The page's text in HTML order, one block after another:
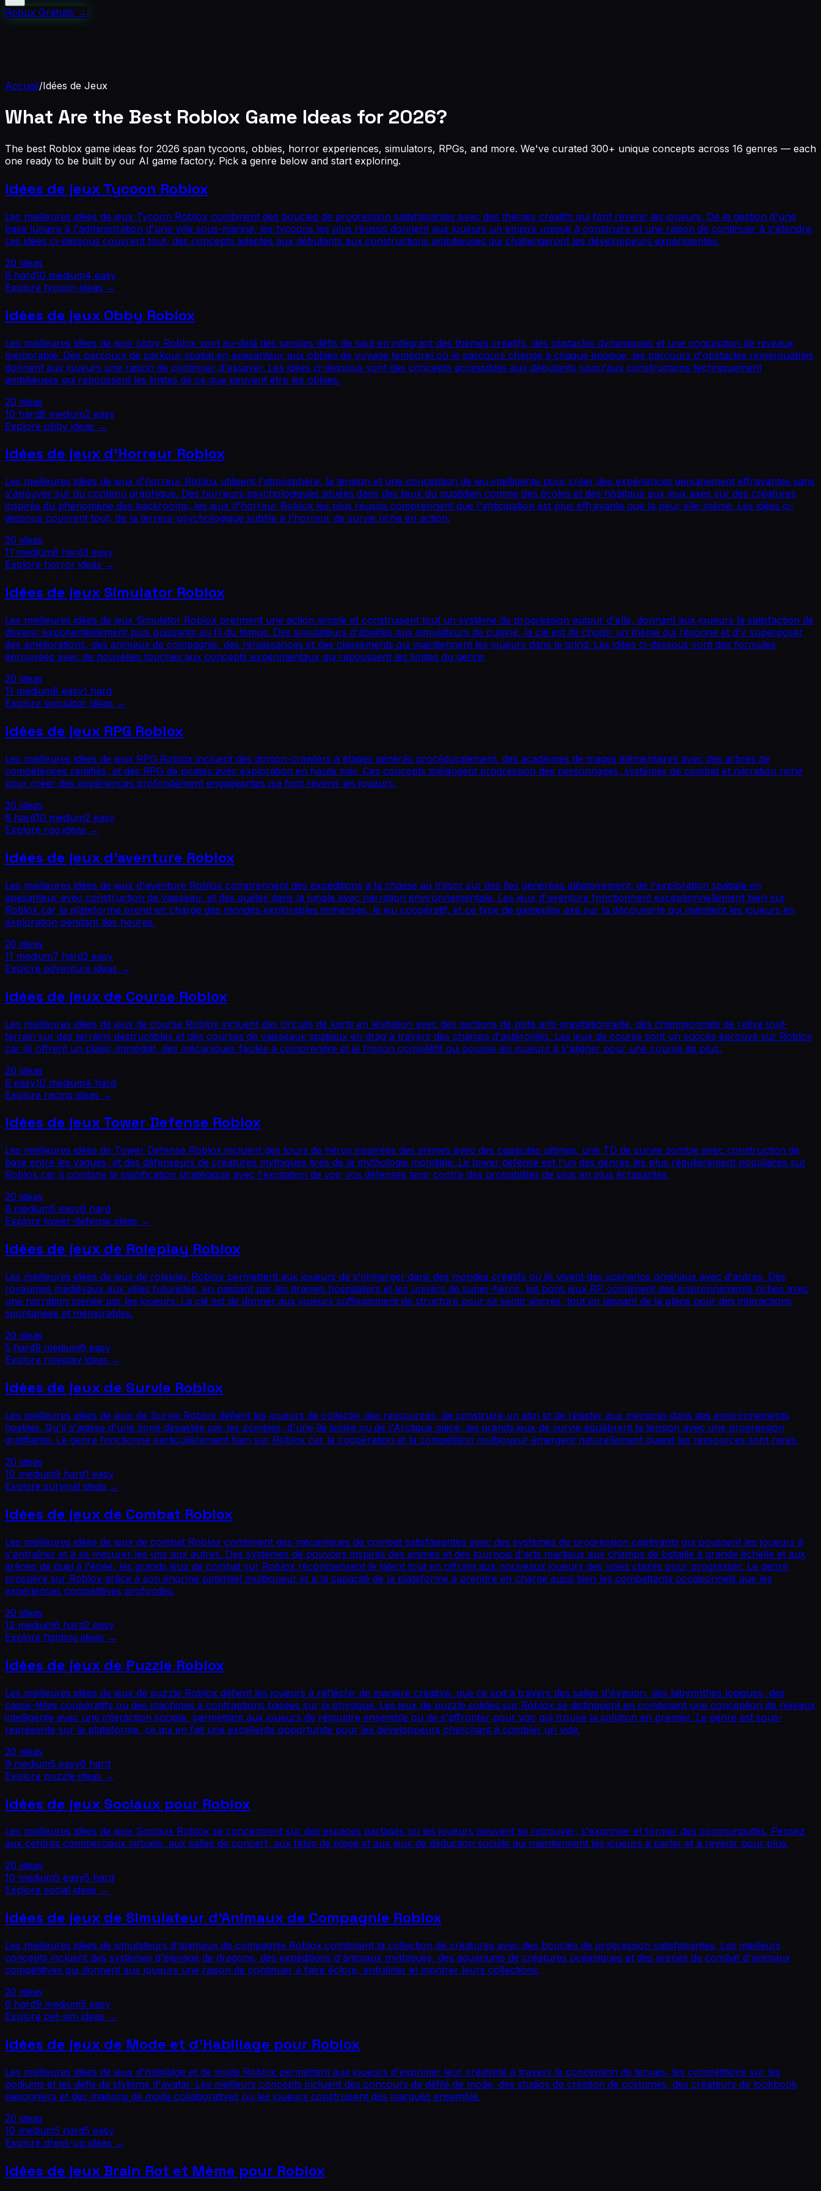
Robux Gratuits →
Accueil/Idées de Jeux
What Are the Best Roblox Game Ideas for 2026?
The best Roblox game ideas for 2026 span tycoons, obbies, horror experiences, simulators, RPGs, and more. We've curated 300+ unique concepts across 16 genres — each
one ready to be built by our AI game factory. Pick a genre below and start exploring.
Idées de jeux Tycoon Roblox
Les meilleures idées de jeux Tycoon Roblox combinent des boucles de progression satisfaisantes avec des thèmes créatifs qui font revenir les joueurs. De la gestion d'une
base lunaire à l'administration d'une ville sous-marine, les tycoons les plus réussis donnent aux joueurs un empire unique à construire et une raison de continuer à s'étendre.
Les idées ci-dessous couvrent tout, des concepts adaptés aux débutants aux constructions ambitieuses qui challengeront les développeurs expérimentés.
20 ideas
6 hard10 medium4 easy
Explore tycoon ideas →
Idées de jeux Obby Roblox
Les meilleures idées de jeux obby Roblox vont au-delà des simples défis de saut en intégrant des thèmes créatifs, des obstacles dynamiques et une conception de niveaux
mémorable. Des parcours de parkour spatial en apesanteur aux obbies de voyage temporel où le parcours change à chaque époque, les parcours d'obstacles remarquables
donnent aux joueurs une raison de continuer d'essayer. Les idées ci-dessous vont des concepts accessibles aux débutants jusqu'aux constructions techniquement
ambitieuses qui repoussent les limites de ce que peuvent être les obbies.
20 ideas
10 hard8 medium2 easy
Explore obby ideas →
Idées de jeux d'Horreur Roblox
Les meilleures idées de jeux d'horreur Roblox utilisent l'atmosphère, la tension et une conception de jeu intelligente pour créer des expériences genuinement effrayantes sans
s'appuyer sur du contenu graphique. Des horreurs psychologiques situées dans des lieux du quotidien comme des écoles et des hôpitaux aux jeux axés sur des créatures
inspirés du phénomène des backrooms, les jeux d'horreur Roblox les plus réussis comprennent que l'anticipation est plus effrayante que la peur elle-même. Les idées ci-
dessous couvrent tout, de la terreur psychologique subtile à l'horreur de survie riche en action.
20 ideas
11 medium6 hard3 easy
Explore horror ideas →
Idées de jeux Simulator Roblox
Les meilleures idées de jeux Simulator Roblox prennent une action simple et construisent tout un système de progression autour d'elle, donnant aux joueurs la satisfaction de
devenir exponentiellement plus puissants au fil du temps. Des simulateurs d'abeilles aux simulateurs de cuisine, la clé est de choisir un thème qui résonne et d'y superposer
des améliorations, des animaux de compagnie, des renaissances et des classements qui maintiennent les joueurs dans le grind. Les idées ci-dessous vont des formules
éprouvées avec de nouvelles touches aux concepts expérimentaux qui repoussent les limites du genre.
20 ideas
11 medium8 easy1 hard
Explore simulator ideas →
Idées de jeux RPG Roblox
Les meilleures idées de jeux RPG Roblox incluent des donjon-crawlers à étages générés procéduralement, des académies de mages élémentaires avec des arbres de
compétences ramifiés, et des RPG de pirates avec exploration en haute mer. Ces concepts mélangent progression des personnages, systèmes de combat et narration riche
pour créer des expériences profondément engageantes qui font revenir les joueurs.
20 ideas
8 hard10 medium2 easy
Explore rpg ideas →
Idées de jeux d'aventure Roblox
Les meilleures idées de jeux d'aventure Roblox comprennent des expéditions à la chasse au trésor sur des îles générées aléatoirement, de l'exploration spatiale en
apesanteur avec construction de vaisseau, et des quêtes dans la jungle avec narration environnementale. Les jeux d'aventure fonctionnent exceptionnellement bien sur
Roblox car la plateforme prend en charge des mondes explorables immenses, le jeu coopératif, et ce type de gameplay axé sur la découverte qui maintient les joueurs en
exploration pendant des heures.
20 ideas
11 medium7 hard2 easy
Explore adventure ideas →
Idées de jeux de Course Roblox
Les meilleures idées de jeux de course Roblox incluent des circuits de karts en lévitation avec des sections de piste anti-gravitationnelle, des championnats de rallye tout-
terrain sur des terrains destructibles et des courses de vaisseaux spatiaux en drag à travers des champs d'astéroïdes. Les jeux de course sont un succès éprouvé sur Roblox
car ils offrent un plaisir immédiat, des mécaniques faciles à comprendre et le frisson compétitif qui pousse les joueurs à s'aligner pour une course de plus.
20 ideas
6 easy10 medium4 hard
Explore racing ideas →
Idées de jeux Tower Defense Roblox
Les meilleures idées de Tower Defense Roblox incluent des tours de héros inspirées des animes avec des capacités ultimes, une TD de survie zombie avec construction de
base entre les vagues, et des défenseurs de créatures mythiques tirés de la mythologie mondiale. Le tower defense est l'un des genres les plus régulièrement populaires sur
Roblox car il combine la planification stratégique avec l'excitation de voir vos défenses tenir contre des probabilités de plus en plus écrasantes.
20 ideas
9 medium5 easy6 hard
Explore tower-defense ideas →
Idées de jeux de Roleplay Roblox
Les meilleures idées de jeux de roleplay Roblox permettent aux joueurs de s'immerger dans des mondes créatifs où ils vivent des scénarios originaux avec d'autres. Des
royaumes médiévaux aux villes futuristes, en passant par les drames hospitaliers et les univers de super-héros, les bons jeux RP combinent des environnements riches avec
une narration menée par les joueurs. La clé est de donner aux joueurs suffisamment de structure pour se sentir ancrés, tout en laissant de la place pour des interactions
spontanées et mémorables.
20 ideas
5 hard9 medium6 easy
Explore roleplay ideas →
Idées de jeux de Survie Roblox
Les meilleures idées de jeux de Survie Roblox défient les joueurs de collecter des ressources, de construire un abri et de résister aux menaces dans des environnements
hostiles. Qu'il s'agisse d'une zone dévastée par les zombies, d'une île isolée ou de l'Arctique glacé, les grands jeux de survie équilibrent la tension avec une progression
gratifiante. Le genre fonctionne particulièrement bien sur Roblox car la coopération et la compétition multijoueur émergent naturellement quand les ressources sont rares.
20 ideas
10 medium9 hard1 easy
Explore survival ideas →
Idées de jeux de Combat Roblox
Les meilleures idées de jeux de combat Roblox combinent des mécaniques de combat satisfaisantes avec des systèmes de progression captivants qui poussent les joueurs à
s'entraîner et à se mesurer les uns aux autres. Des systèmes de pouvoirs inspirés des animes et des tournois d'arts martiaux aux champs de bataille à grande échelle et aux
arènes de duel à l'épée, les grands jeux de combat sur Roblox récompensent le talent tout en offrant aux nouveaux joueurs des voies claires pour progresser. Le genre
prospère sur Roblox grâce à son énorme potentiel multijoueur et à la capacité de la plateforme à prendre en charge aussi bien les combattants occasionnels que les
expériences compétitives profondes.
20 ideas
12 medium6 hard2 easy
Explore fighting ideas →
Idées de jeux de Puzzle Roblox
Les meilleures idées de jeux de puzzle Roblox défient les joueurs à réfléchir de manière créative, que ce soit à travers des salles d'évasion, des labyrinthes logiques, des
casse-têtes coopératifs ou des machines à contraptions basées sur la physique. Les jeux de puzzle solides sur Roblox se distinguent en combinant une conception de niveaux
intelligente avec une interaction sociale, permettant aux joueurs de résoudre ensemble ou de s'affronter pour voir qui trouve la solution en premier. Le genre est sous-
représenté sur la plateforme, ce qui en fait une excellente opportunité pour les développeurs cherchant à combler un vide.
20 ideas
9 medium5 easy6 hard
Explore puzzle ideas →
Idées de jeux Sociaux pour Roblox
Les meilleures idées de jeux Sociaux Roblox se concentrent sur des espaces partagés où les joueurs peuvent se retrouver, s'exprimer et former des communautés. Pensez
aux centres commerciaux virtuels, aux salles de concert, aux fêtes de plage et aux jeux de déduction sociale qui maintiennent les joueurs à parler et à revenir pour plus.
20 ideas
10 medium5 easy5 hard
Explore social ideas →
Idées de jeux de Simulateur d'Animaux de Compagnie Roblox
Les meilleures idées de simulateurs d'animaux de compagnie Roblox combinent la collection de créatures avec des boucles de progression satisfaisantes. Les meilleurs
concepts incluent des systèmes d'élevage de dragons, des expéditions d'animaux mythiques, des aquariums de créatures océaniques et des arènes de combat d'animaux
compétitives qui donnent aux joueurs une raison de continuer à faire éclore, entraîner et montrer leurs collections.
20 ideas
6 hard9 medium5 easy
Explore pet-sim ideas →
Idées de jeux de Mode et d'Habillage pour Roblox
Les meilleures idées de jeux d'habillage et de mode Roblox permettent aux joueurs d'exprimer leur créativité à travers la conception de tenues, les compétitions sur les
podiums et les défis de stylisme d'avatar. Les meilleurs concepts incluent des concours de défilé de mode, des studios de création de costumes, des créateurs de lookbook
saisonniers et des maisons de mode collaboratives où les joueurs construisent des marques ensemble.
20 ideas
10 medium5 hard5 easy
Explore dress-up ideas →
Idées de jeux Brain Rot et Mème pour Roblox